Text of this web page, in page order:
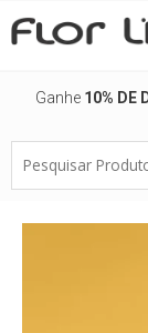
para
Ganhe 10% DE
Produtos